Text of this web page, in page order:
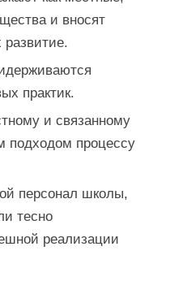
и вносят
развитие.
практик.
и связанному
подходом процессу
персонал школы,
тесно
реализации